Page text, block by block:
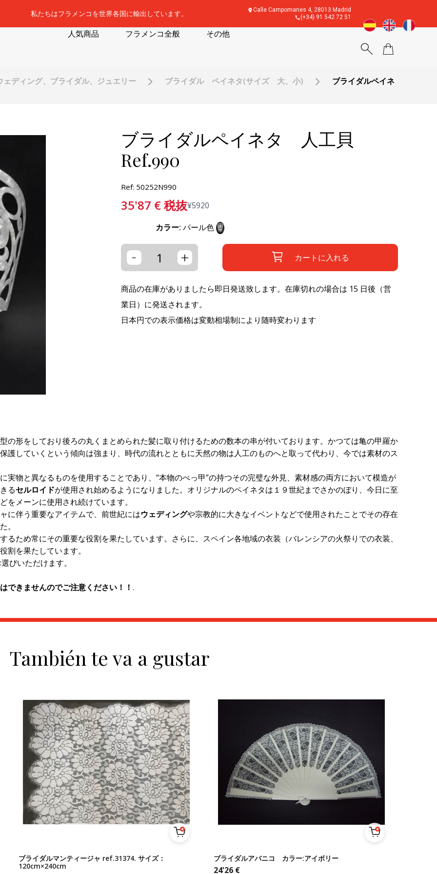
私たちはフラメンコを世界各国に輸出しています。
Calle Campomanes 4, 28013 Madrid
(+34) 91 542 72 51
人気商品 フラメンコ全般 その他
ェディング、ブライダル、ジュエリー ブライダル ペイネタ(サイズ 大、小) ブライダルペイネ
ブライダルペイネタ 人工貝
Ref.990
Ref: 50252N990
35'87 €税抜¥5920
カラー: パール色
- + カートに入れる
商品の在庫がありましたら即日発送致します。在庫切れの場合は 15 日後（営
業日）に発送されます。
日本円での表示価格は変動相場制により随時変わります
の形をしており後ろの丸くまとめられた髪に取り付けるための数本の串が付いております。かつては亀の甲羅か
護していくという傾向は強まり、時代の流れとともに天然の物は人工のものへと取って代わり、今では素材のス
実物と異なるものを使用することであり、“本物のべっ甲”の持つその完璧な外見、素材感の両方において模造が
るセルロイドが使用され始めるようになりました。オリジナルのペイネタは１９世紀までさかのぼり、今日に至
メーンに使用され続けています。
に伴う重要なアイテムで、前世紀にはウェディングや宗教的に大きなイベントなどで使用されたことでその存在
。
ため常にその重要な役割を果たしています。さらに、スペイン各地域の衣装（バレンシアの火祭りでの衣装、
割を果たしています。
びいただけます。
できませんのでご注意ください！！ .
También te va a gustar
ブライダルマンティージャ ref.31374. サイズ：
120cm×240cm
ブライダルアバニコ カラー:アイボリー
24'26 €